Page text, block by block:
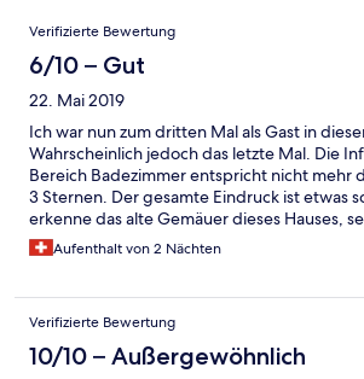
Bewertungen
Verifizierte Bewertung
6/10 – Gut
22. Mai 2019
Ich war nun zum dritten Mal als Gast in
Wahrscheinlich jedoch das letzte Mal. Die
Bereich Badezimmer entspricht nicht mehr
3 Sternen. Der gesamte Eindruck ist etwas
erkenne das alte Gemäuer dieses Hauses,
Anzahl der anwesenden Tauben am Ort den
Hotels zu schaffen macht, jedoch wenn
Aufenthalt von 2 Nächten
Verifizierte Bewertung
10/10 – Außergewöhnlich